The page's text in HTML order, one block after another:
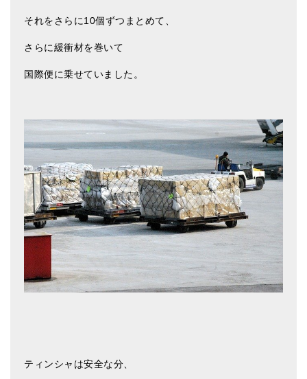
それをさらに10個ずつまとめて、
さらに緩衝材を巻いて
国際便に乗せていました。
ティンシャは安全な分、